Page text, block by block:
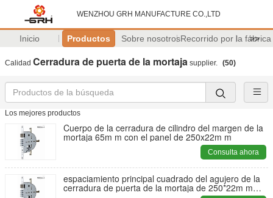
WENZHOU GRH MANUFACTURE CO.,LTD
Inicio Productos Sobre nosotrosRecorrido por la fábrica
>>
Calidad Cerradura de puerta de la mortaja supplier. (50)
Los mejores productos
Cuerpo de la cerradura de cilindro del margen de la
mortaja 65m m con el panel de 250x22m m
Consulta ahora
espaciamiento principal cuadrado del agujero de la
cerradura de puerta de la mortaja de 250*22m m